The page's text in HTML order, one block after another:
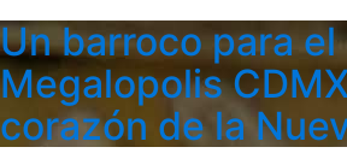
Un barroco para
Megalopolis
corazón de la